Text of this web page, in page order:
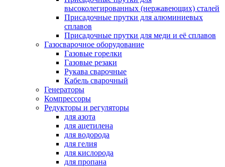
высоколегированных (нержавеющих) сталей
Присадочные прутки для алюминиевых
сплавов
Присадочные прутки для меди и её сплавов
Газосварочное оборудование
Газовые горелки
Газовые резаки
Рукава сварочные
Кабель сварочный
Генераторы
Компрессоры
Редукторы и регуляторы
для азота
для ацетилена
для водорода
для гелия
для кислорода
для пропана